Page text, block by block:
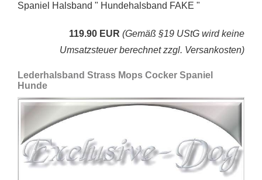
Spaniel Halsband " Hundehalsband FAKE "
119.90 EUR (Gemäß §19 UStG wird keine
Umsatzsteuer berechnet zzgl. Versankosten)
Lederhalsband Strass Mops Cocker Spaniel
Hunde